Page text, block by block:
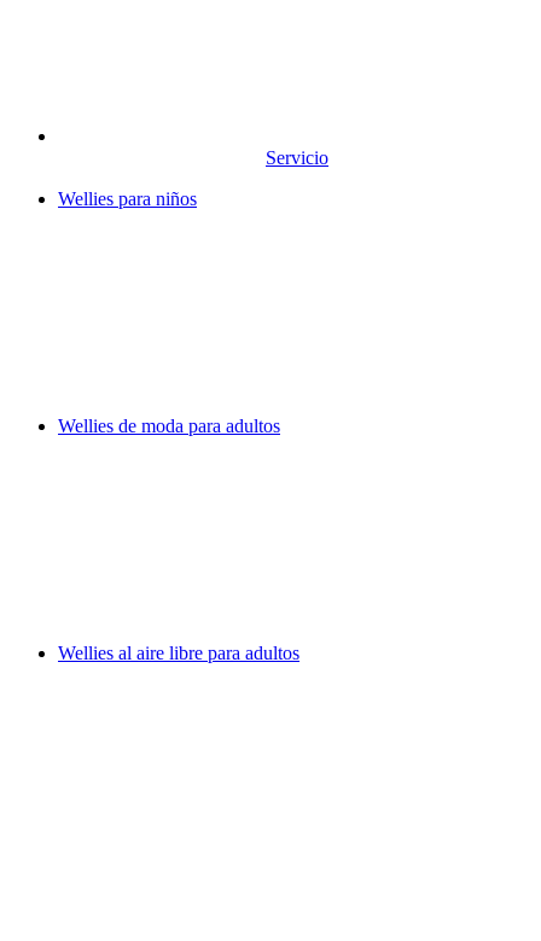
Servicio
Wellies para niños
Wellies de moda para adultos
Wellies al aire libre para adultos